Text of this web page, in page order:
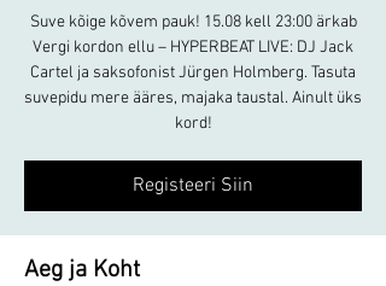
Suve kõige kõvem pauk! 15.08 kell 23:00 ärkab
Vergi kordon ellu – HYPERBEAT LIVE: DJ Jack
Cartel ja saksofonist Jürgen Holmberg. Tasuta
suvepidu mere ääres, majaka taustal. Ainult üks
kord!
Registeeri Siin
Aeg ja Koht